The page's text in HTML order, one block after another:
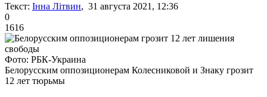
Текст: Інна Літвин, 31 августа 2021, 12:36
0
1616
Фото: РБК-Украина
Белорусским оппозиционерам Колесниковой и Знаку грозит
12 лет тюрьмы